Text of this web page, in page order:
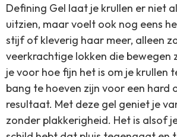
Defining Gel laat je krullen er niet
uitzien, maar voelt ook nog eens
stijf of kleverig haar meer, alleen
veerkrachtige lokken die bewegen
je voor hoe fijn het is om je krullen
bang te hoeven zijn voor een hard
resultaat. Met deze gel geniet je
zonder plakkerigheid. Het is alsof